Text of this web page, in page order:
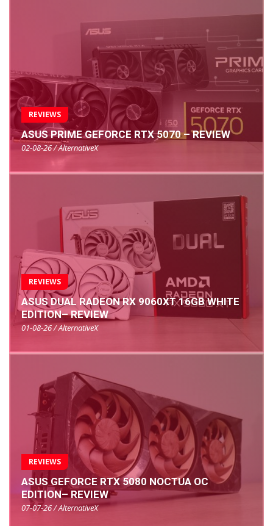
REVIEWS
ASUS PRIME GEFORCE RTX 5070 – REVIEW
02-08-26 / AlternativeX
REVIEWS
ASUS DUAL RADEON RX 9060XT 16GB WHITE
EDITION– REVIEW
01-08-26 / AlternativeX
REVIEWS
ASUS GEFORCE RTX 5080 NOCTUA OC
EDITION– REVIEW
07-07-26 / AlternativeX